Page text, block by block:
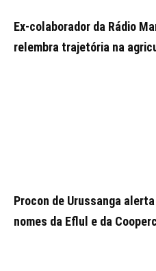
Ex-colaborador da Rádio
relembra trajetória na
Procon de Urussanga
nomes da Eflul e da